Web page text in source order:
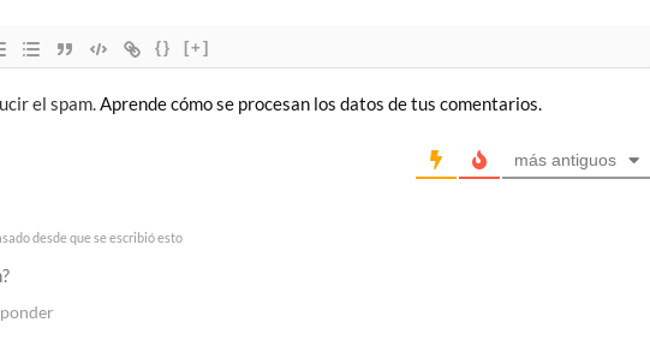
{} [+]
el spam.Aprende cómo se procesan los datos de tus comentarios.
más antiguos
desde que se escribió esto